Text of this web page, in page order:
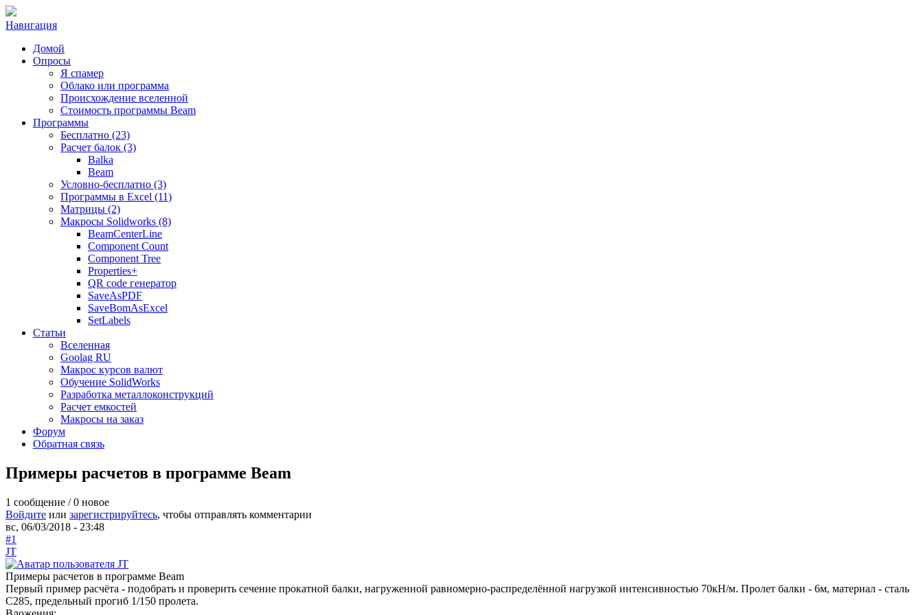
Навигация
Домой
Опросы
Я спамер
Облако или программа
Происхождение вселенной
Стоимость программы Beam
Программы
Бесплатно (23)
Расчет балок (3)
Balka
Beam
Условно-бесплатно (3)
Программы в Excel (11)
Матрицы (2)
Макросы Solidworks (8)
BeamCenterLine
Component Count
Component Tree
Properties+
QR code генератор
SaveAsPDF
SaveBomAsExcel
SetLabels
Статьи
Вселенная
Goolag RU
Макрос курсов валют
Обучение SolidWorks
Разработка металлоконструкций
Расчет емкостей
Макросы на заказ
Форум
Обратная связь
Примеры расчетов в программе Beam
1 сообщение / 0 новое
Войдите или зарегистрируйтесь, чтобы отправлять комментарии
вс, 06/03/2018 - 23:48
#1
JT
Примеры расчетов в программе Beam
Первый пример расчёта - подобрать и проверить сечение прокатной балки, нагруженной равномерно-распределённой нагрузкой интенсивностью 70кН/м. Пролет балки - 6м, материал - сталь
С285, предельный прогиб 1/150 пролета.